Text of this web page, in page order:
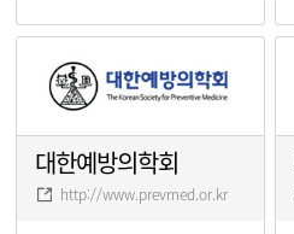
대한예방의학회
http://www.prevmed.or.kr